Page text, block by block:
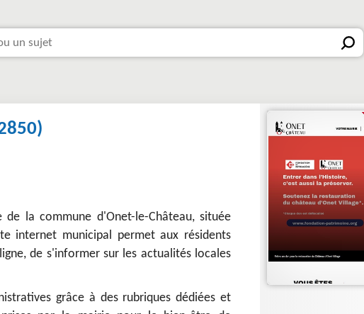
la commune d'Onet-le-Château, située
internet municipal permet aux résidents
de s'informer sur les actualités locales
grâce à des rubriques dédiées et